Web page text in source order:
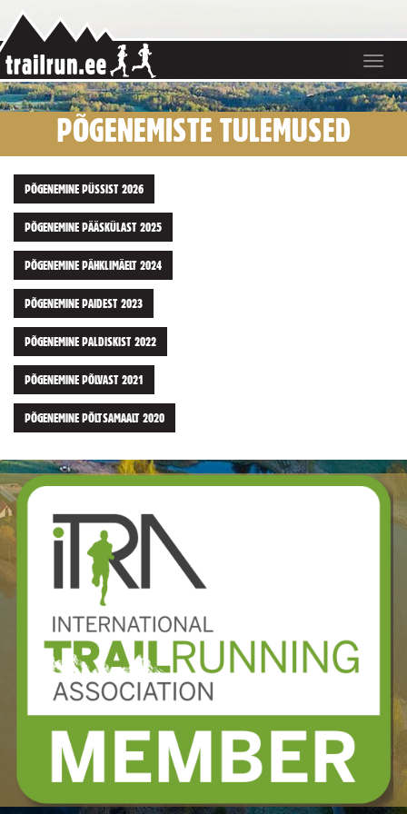
Toggle
PÕGENEMISTE TULEMUSED
PÕGENEMINE PÜSSIST 2026
PÕGENEMINE PÄÄSKÜLAST 2025
PÕGENEMINE PÄHKLIMÄELT 2024
PÕGENEMINE PAIDEST 2023
PÕGENEMINE PALDISKIST 2022
PÕGENEMINE PÕLVAST 2021
PÕGENEMINE PÕLTSAMAALT 2020